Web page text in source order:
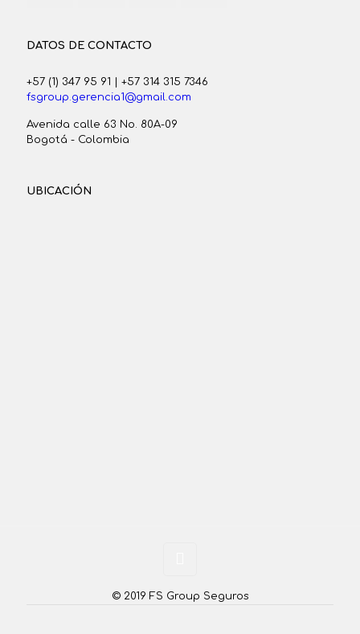
DATOS DE CONTACTO
+57 (1) 347 95 91
+57 314 315 7346
fsgroup.gerencia1@gmail.com
Avenida calle 63 No. 80A-09
Bogotá - Colombia
UBICACIÓN
© 2019 FS Group Seguros